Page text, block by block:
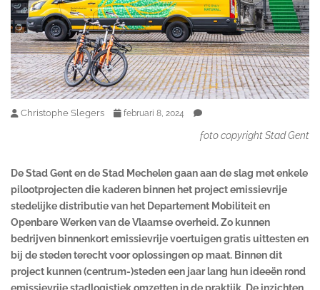
Christophe Slegers februari 8, 2024
foto copyright Stad Gent
De Stad Gent en de Stad Mechelen gaan aan de slag met enkele
pilootprojecten die kaderen binnen het project emissievrije
stedelijke distributie van het Departement Mobiliteit en
Openbare Werken van de Vlaamse overheid. Zo kunnen
bedrijven binnenkort emissievrije voertuigen gratis uittesten en
bij de steden terecht voor oplossingen op maat. Binnen dit
project kunnen (centrum-)steden een jaar lang hun ideeën rond
emissievrije stadlogistiek omzetten in de praktijk. De inzichten